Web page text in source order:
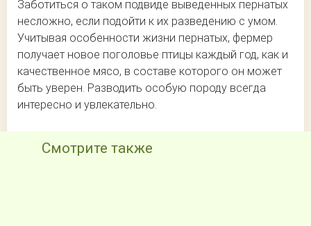
Заботиться о таком подвиде выведенных пернатых
несложно, если подойти к их разведению с умом.
Учитывая особенности жизни пернатых, фермер
получает новое поголовье птицы каждый год, как и
качественное мясо, в составе которого он может
быть уверен. Разводить особую породу всегда
интересно и увлекательно.
Смотрите также